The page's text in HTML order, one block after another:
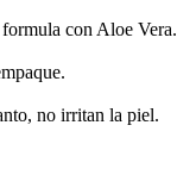
con Aloe Vera.
no irritan la piel.